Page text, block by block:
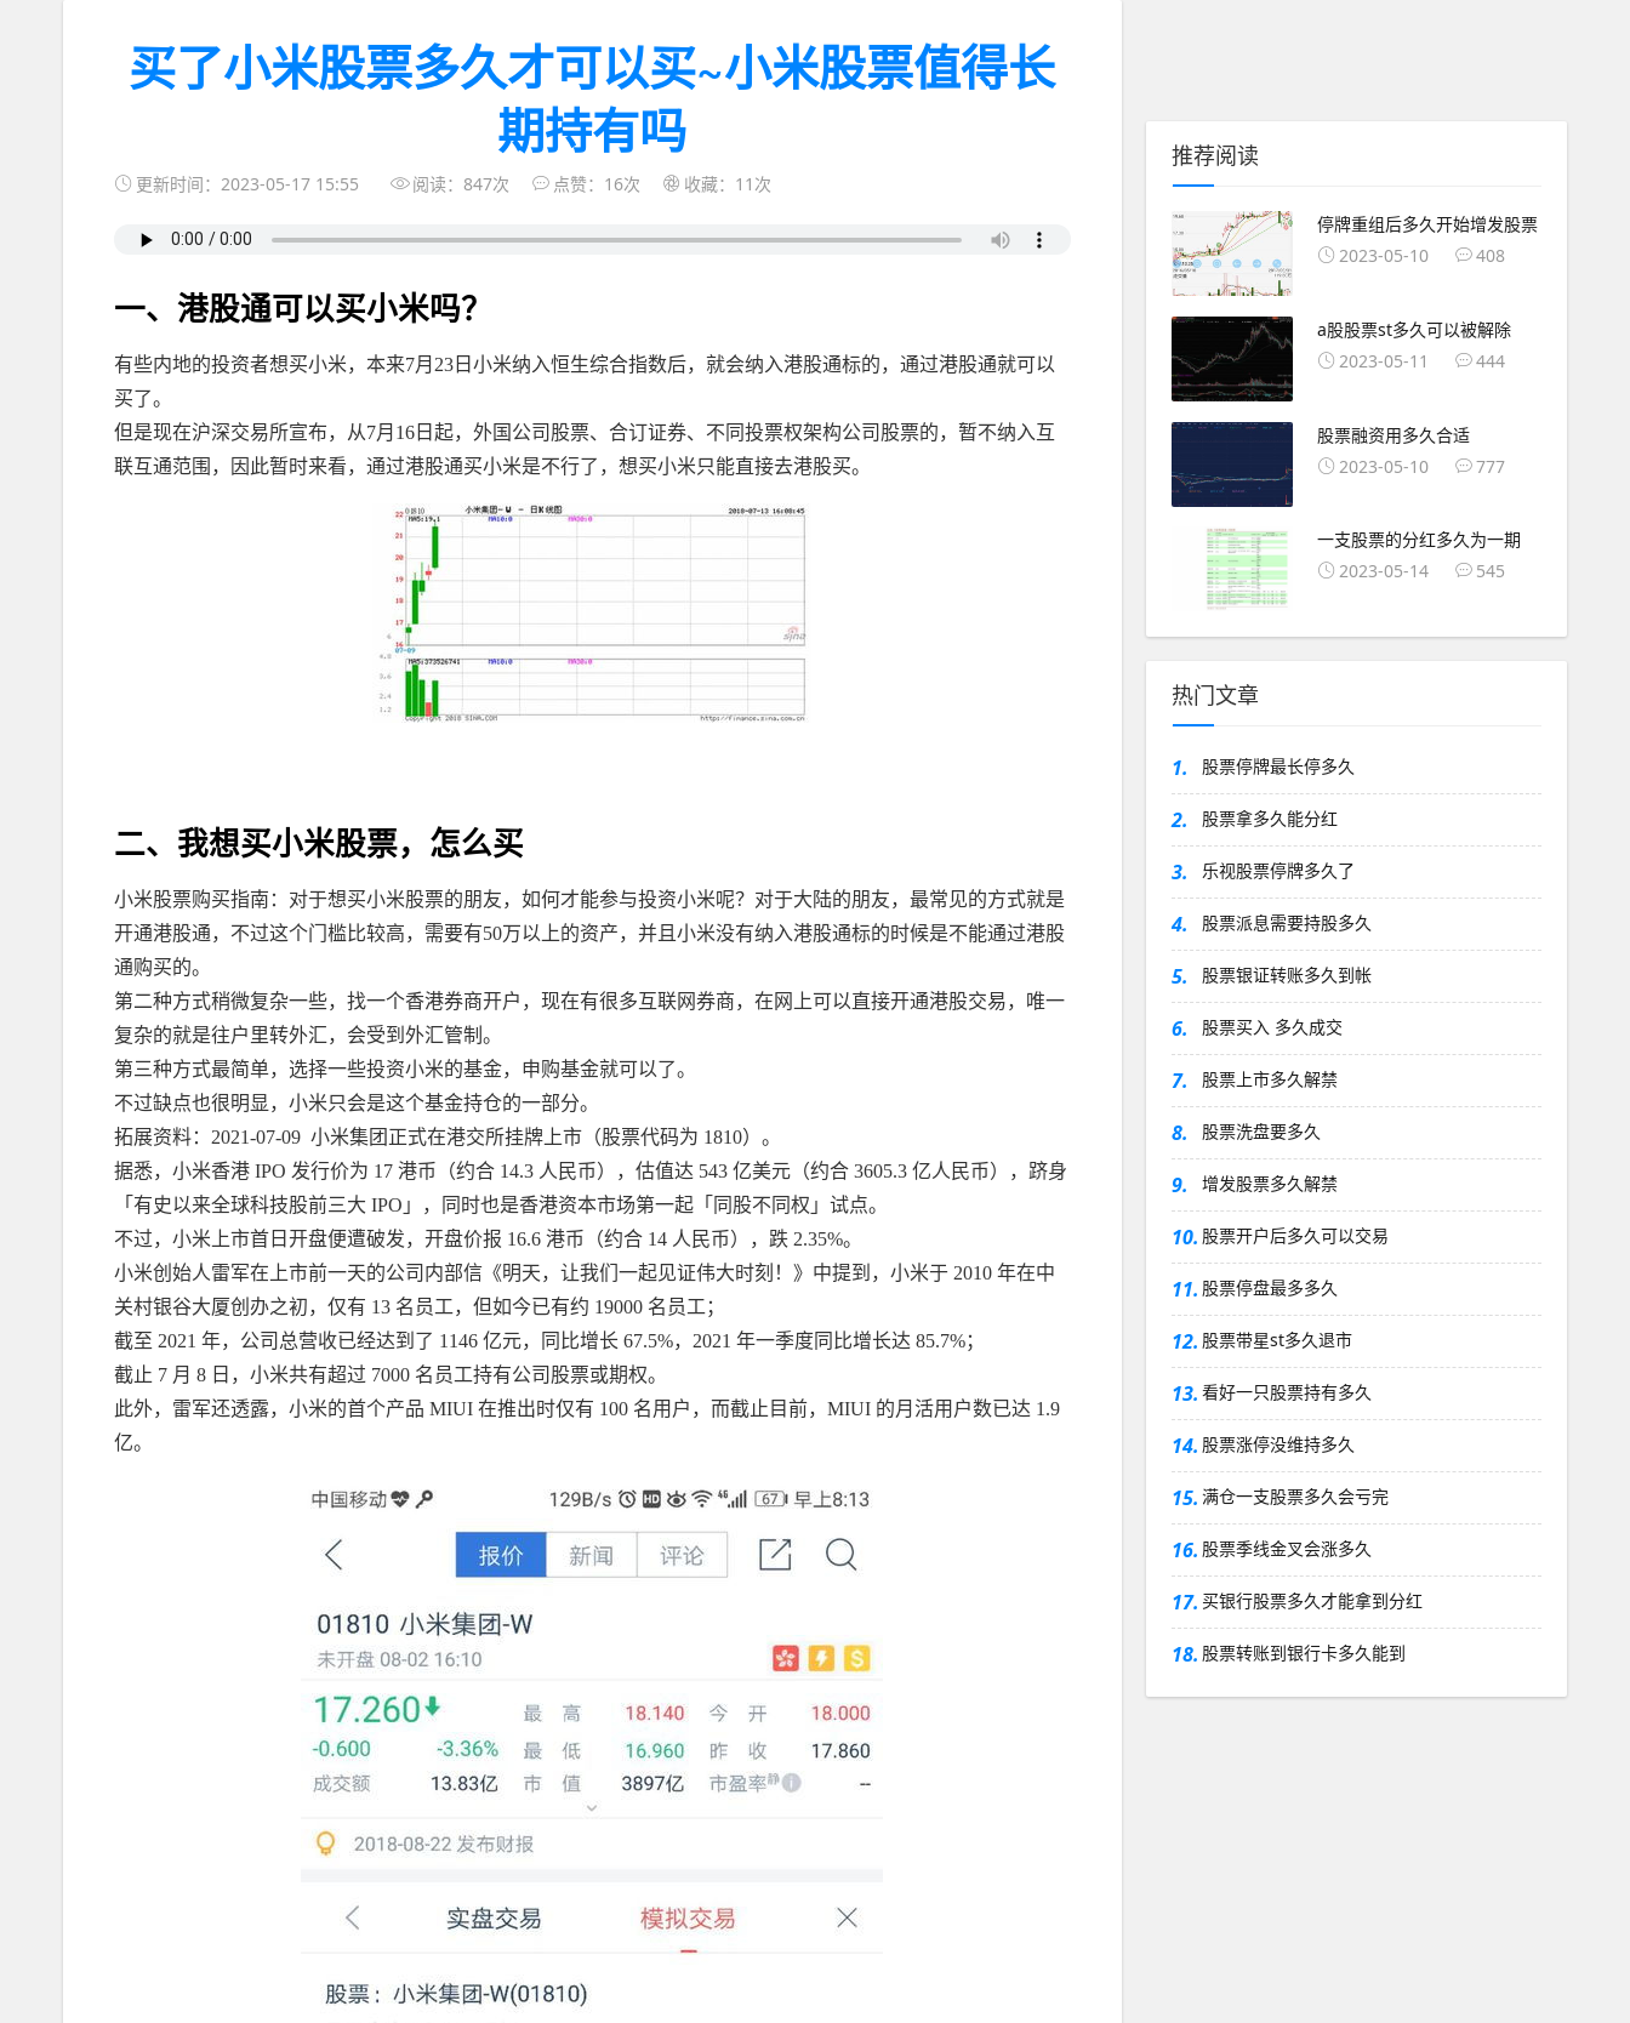
买了小米股票多久才可以买~小米股票值得长
期持有吗
更新时间：2023-05-17 15:55 阅读：847次 点赞：16次 收藏：11次
一、港股通可以买小米吗？
有些内地的投资者想买小米，本来7月23日小米纳入恒生综合指数后，就会纳入港股通标的，通过港股通就可以
买了。
但是现在沪深交易所宣布，从7月16日起，外国公司股票、合订证券、不同投票权架构公司股票的，暂不纳入互
联互通范围，因此暂时来看，通过港股通买小米是不行了，想买小米只能直接去港股买。
二、我想买小米股票，怎么买
小米股票购买指南：对于想买小米股票的朋友，如何才能参与投资小米呢？对于大陆的朋友，最常见的方式就是
开通港股通，不过这个门槛比较高，需要有50万以上的资产，并且小米没有纳入港股通标的时候是不能通过港股
通购买的。
第二种方式稍微复杂一些，找一个香港券商开户，现在有很多互联网券商，在网上可以直接开通港股交易，唯一
复杂的就是往户里转外汇，会受到外汇管制。
第三种方式最简单，选择一些投资小米的基金，申购基金就可以了。
不过缺点也很明显，小米只会是这个基金持仓的一部分。
拓展资料：2021-07-09  小米集团正式在港交所挂牌上市（股票代码为 1810）。
据悉，小米香港 IPO 发行价为 17 港币（约合 14.3 人民币），估值达 543 亿美元（约合 3605.3 亿人民币），跻身
「有史以来全球科技股前三大 IPO」，同时也是香港资本市场第一起「同股不同权」试点。
不过，小米上市首日开盘便遭破发，开盘价报 16.6 港币（约合 14 人民币），跌 2.35%。
小米创始人雷军在上市前一天的公司内部信《明天，让我们一起见证伟大时刻！》中提到，小米于 2010 年在中
关村银谷大厦创办之初，仅有 13 名员工，但如今已有约 19000 名员工；
截至 2021 年，公司总营收已经达到了 1146 亿元，同比增长 67.5%，2021 年一季度同比增长达 85.7%；
截止 7 月 8 日，小米共有超过 7000 名员工持有公司股票或期权。
此外，雷军还透露，小米的首个产品 MIUI 在推出时仅有 100 名用户，而截止目前，MIUI 的月活用户数已达 1.9
亿。
推荐阅读
停牌重组后多久开始增发股票
2023-05-10
408
a股股票st多久可以被解除
2023-05-11
444
股票融资用多久合适
2023-05-10
777
一支股票的分红多久为一期
2023-05-14
545
热门文章
1. 股票停牌最长停多久
2. 股票拿多久能分红
3. 乐视股票停牌多久了
4. 股票派息需要持股多久
5. 股票银证转账多久到帐
6. 股票买入 多久成交
7. 股票上市多久解禁
8. 股票洗盘要多久
9. 增发股票多久解禁
10. 股票开户后多久可以交易
11. 股票停盘最多多久
12. 股票带星st多久退市
13. 看好一只股票持有多久
14. 股票涨停没维持多久
15. 满仓一支股票多久会亏完
16. 股票季线金叉会涨多久
17. 买银行股票多久才能拿到分红
18. 股票转账到银行卡多久能到